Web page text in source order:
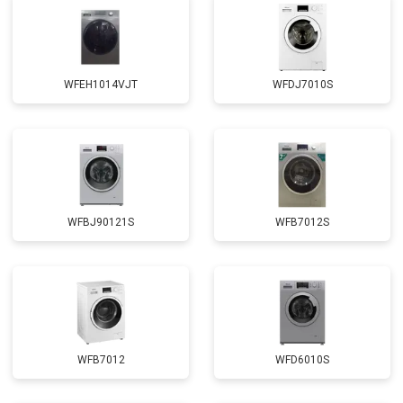
Замена амортизаторов от 2000 ₽ Заказать
Замена подшипников от 2800 ₽ Заказать
от 2200 ₽ Заказать
Замена ТЭН от 2300 ₽ Заказать
Замена блока управления от 3600 ₽ Заказать
Замена прессостата от 3350 ₽ Заказать
Замена сливного насоса от 3450 ₽
Замена сливного шланга от 2100 ₽ Заказать
WFEH1014VJT WFDJ7010S
WFBJ90121S WFB7012S
WFB7012 WFD6010S